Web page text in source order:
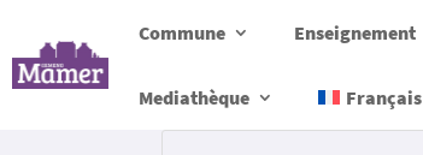
Commune Enseignement
Mediathèque Français